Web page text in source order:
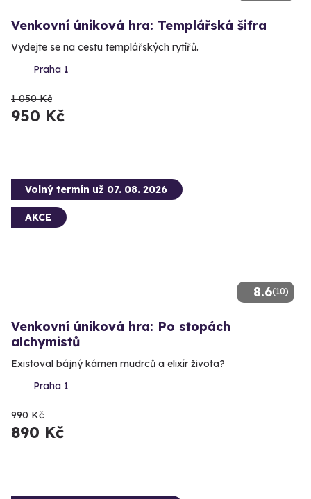
Venkovní úniková hra: Templářská šifra
Vydejte se na cestu templářských rytířů.
Praha 1
1 050 Kč
950 Kč
8.6(10)
Volný termín už 07. 08. 2026
AKCE
Venkovní úniková hra: Po stopách
alchymistů
Existoval bájný kámen mudrců a elixír života?
Praha 1
990 Kč
890 Kč